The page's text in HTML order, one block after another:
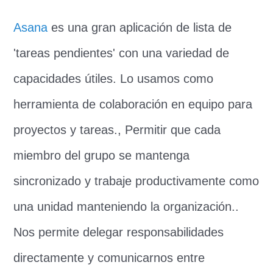
Asana es una gran aplicación de lista de
'tareas pendientes' con una variedad de
capacidades útiles. Lo usamos como
herramienta de colaboración en equipo para
proyectos y tareas., Permitir que cada
miembro del grupo se mantenga
sincronizado y trabaje productivamente como
una unidad manteniendo la organización..
Nos permite delegar responsabilidades
directamente y comunicarnos entre